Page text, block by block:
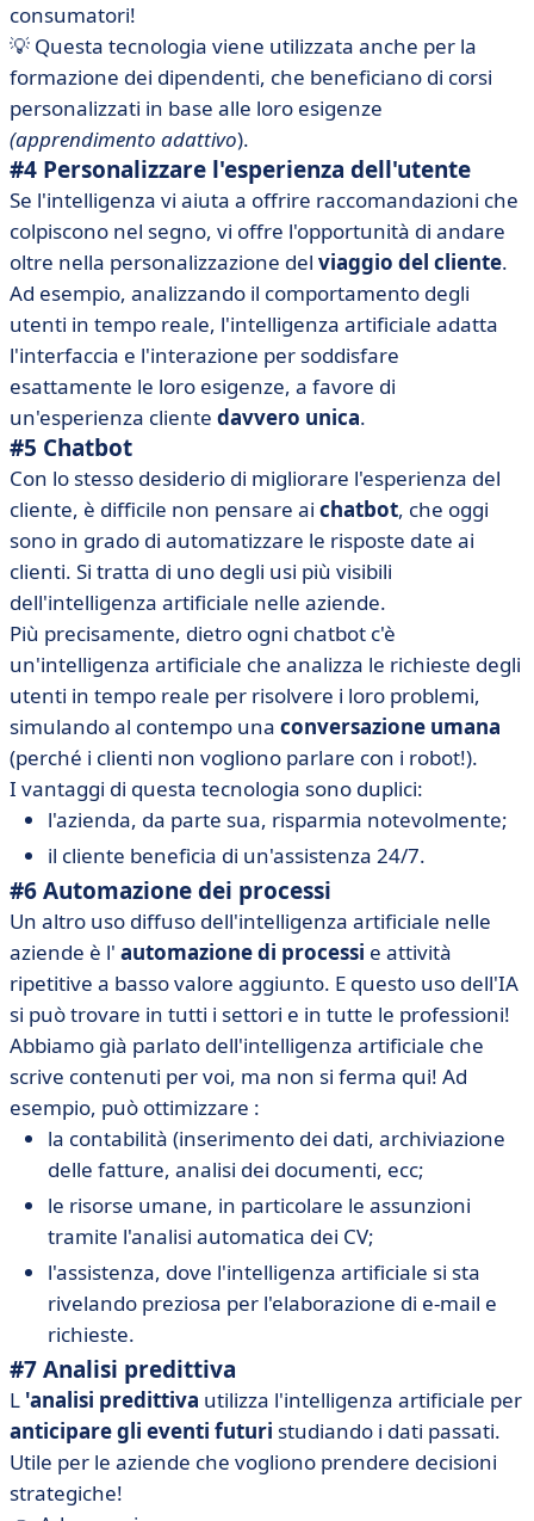
consumatori!
💡 Questa tecnologia viene utilizzata anche per la
formazione dei dipendenti, che beneficiano di corsi
personalizzati in base alle loro esigenze
(apprendimento adattivo).
#4 Personalizzare l'esperienza dell'utente
Se l'intelligenza vi aiuta a offrire raccomandazioni che
colpiscono nel segno, vi offre l'opportunità di andare
oltre nella personalizzazione del viaggio del cliente.
Ad esempio, analizzando il comportamento degli
utenti in tempo reale, l'intelligenza artificiale adatta
l'interfaccia e l'interazione per soddisfare
esattamente le loro esigenze, a favore di
un'esperienza cliente davvero unica.
#5 Chatbot
Con lo stesso desiderio di migliorare l'esperienza del
cliente, è difficile non pensare ai chatbot, che oggi
sono in grado di automatizzare le risposte date ai
clienti. Si tratta di uno degli usi più visibili
dell'intelligenza artificiale nelle aziende.
Più precisamente, dietro ogni chatbot c'è
un'intelligenza artificiale che analizza le richieste degli
utenti in tempo reale per risolvere i loro problemi,
simulando al contempo una conversazione umana
(perché i clienti non vogliono parlare con i robot!).
I vantaggi di questa tecnologia sono duplici:
l'azienda, da parte sua, risparmia notevolmente;
il cliente beneficia di un'assistenza 24/7.
#6 Automazione dei processi
Un altro uso diffuso dell'intelligenza artificiale nelle
aziende è l' automazione di processi e attività
ripetitive a basso valore aggiunto. E questo uso dell'IA
si può trovare in tutti i settori e in tutte le professioni!
Abbiamo già parlato dell'intelligenza artificiale che
scrive contenuti per voi, ma non si ferma qui! Ad
esempio, può ottimizzare :
la contabilità (inserimento dei dati, archiviazione
delle fatture, analisi dei documenti, ecc;
le risorse umane, in particolare le assunzioni
tramite l'analisi automatica dei CV;
l'assistenza, dove l'intelligenza artificiale si sta
rivelando preziosa per l'elaborazione di e-mail e
richieste.
#7 Analisi predittiva
L 'analisi predittiva utilizza l'intelligenza artificiale per
anticipare gli eventi futuri studiando i dati passati.
Utile per le aziende che vogliono prendere decisioni
strategiche!